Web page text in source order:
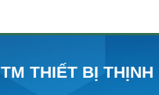
THIẾT BỊ THỊNH